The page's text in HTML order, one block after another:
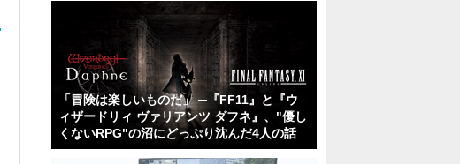
「冒険は楽しいものだ」 ─『FF11』と『ウ
ィザードリィ ヴァリアンツ ダフネ』、"優し
くないRPG"の沼にどっぷり沈んだ4人の話